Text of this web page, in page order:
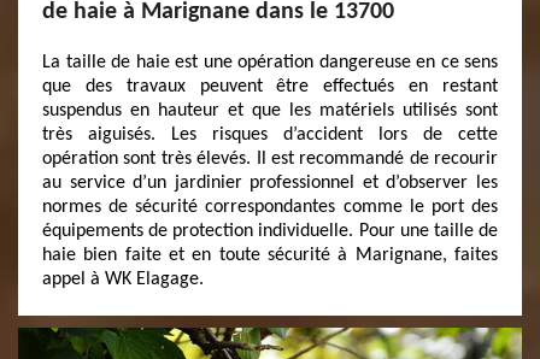
de haie à Marignane dans le 13700
La taille de haie est une opération dangereuse en ce sens
que des travaux peuvent être effectués en restant
suspendus en hauteur et que les matériels utilisés sont
très aiguisés. Les risques d’accident lors de cette
opération sont très élevés. Il est recommandé de recourir
au service d’un jardinier professionnel et d’observer les
normes de sécurité correspondantes comme le port des
équipements de protection individuelle. Pour une taille de
haie bien faite et en toute sécurité à Marignane, faites
appel à WK Elagage.